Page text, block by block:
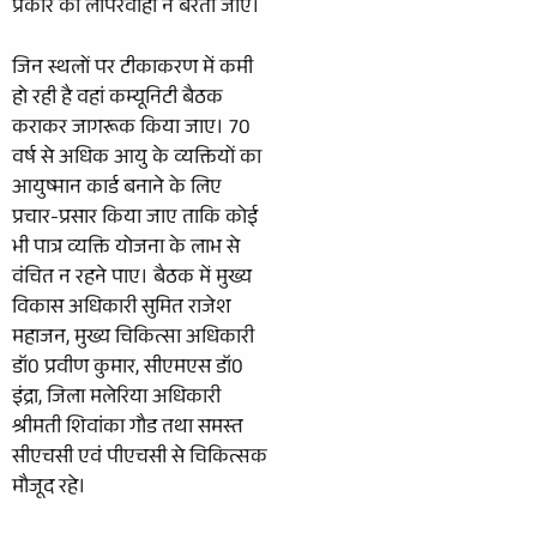
प्रकार की लापरवाही न बरती जाए।
जिन स्थलों पर टीकाकरण में कमी
हो रही है वहां कम्यूनिटी बैठक
कराकर जागरूक किया जाए। 70
वर्ष से अधिक आयु के व्यक्तियों का
आयुष्मान कार्ड बनाने के लिए
प्रचार-प्रसार किया जाए ताकि कोई
भी पात्र व्यक्ति योजना के लाभ से
वंचित न रहने पाए। बैठक में मुख्य
विकास अधिकारी सुमित राजेश
महाजन, मुख्य चिकित्सा अधिकारी
डॉ0 प्रवीण कुमार, सीएमएस डॉ0
इंद्रा, जिला मलेरिया अधिकारी
श्रीमती शिवांका गौड तथा समस्त
सीएचसी एवं पीएचसी से चिकित्सक
मौजूद रहे।